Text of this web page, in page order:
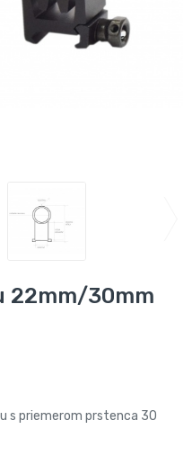
22mm/30mm
s priemerom prstenca 30